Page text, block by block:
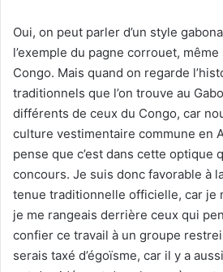
Oui, on peut parler d’un style
l’exemple du pagne corrouet,
Congo. Mais quand on regarde
traditionnels que l’on trouve au
différents de ceux du Congo, car
culture vestimentaire commune en
pense que c’est dans cette optique
concours. Je suis donc favorable à
tenue traditionnelle officielle, car je
je me rangeais derrière ceux qui
confier ce travail à un groupe
serais taxé d’égoïsme, car il y a